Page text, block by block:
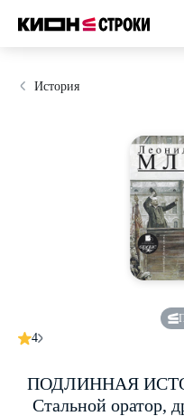
История
4
ПОДЛИННАЯ
Стальной оратор,